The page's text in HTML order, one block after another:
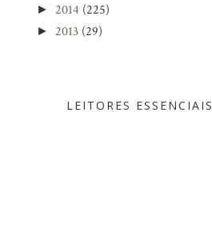
► 2014 (225)
► 2013 (29)
LEITORES ESSENCIAIS